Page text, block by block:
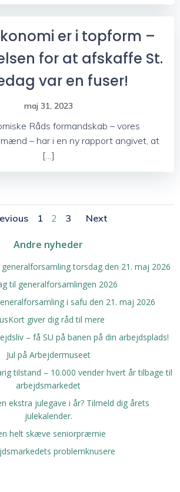
er i topform –
for at afskaffe St.
var en fuser!
maj 31, 2023
Råds formandskab – vores
– har i en ny rapport angivet, at
[…]
Navigation
Posts
Navigation
Page
1 Page
2 Page
3
Posts
Next
Andre nyheder
torsdag den 21. maj 2026
til generalforsamlingen 2026
i safu den 21. maj 2026
giver dig råd til mere
– få SU på banen på din arbejdsplads!
Jul på Arbejdermuseet
tilstand – 10.000 vender hvert år tilbage til
arbejdsmarkedet
ekstra julegave i år? Tilmeld dig årets
julekalender.
helt skæve seniorpræmie
problemknusere